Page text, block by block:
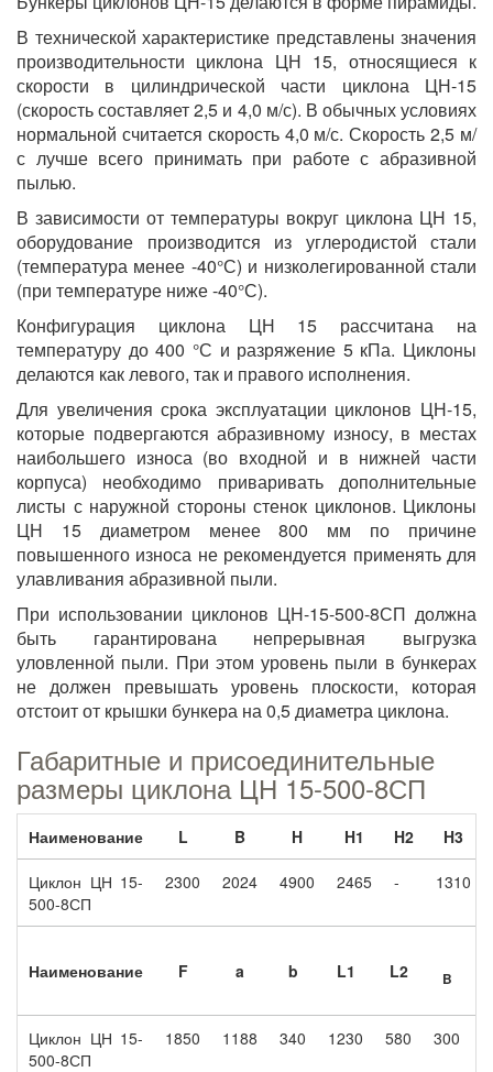
В технической характеристике представлены значения
производительности циклона ЦН 15, относящиеся к
скорости в цилиндрической части циклона ЦН-15
(скорость составляет 2,5 и 4,0 м/с). В обычных условиях
нормальной считается скорость 4,0 м/с. Скорость 2,5 м/
с лучше всего принимать при работе с абразивной
пылью.
В зависимости от температуры вокруг циклона ЦН 15,
оборудование производится из углеродистой стали
(температура менее -40°С) и низколегированной стали
(при температуре ниже -40°С).
Конфигурация циклона ЦН 15 рассчитана на
температуру до 400 °С и разряжение 5 кПа. Циклоны
делаются как левого, так и правого исполнения.
Для увеличения срока эксплуатации циклонов ЦН-15,
которые подвергаются абразивному износу, в местах
наибольшего износа (во входной и в нижней части
корпуса) необходимо приваривать дополнительные
листы с наружной стороны стенок циклонов. Циклоны
ЦН 15 диаметром менее 800 мм по причине
повышенного износа не рекомендуется применять для
улавливания абразивной пыли.
При использовании циклонов ЦН-15-500-8СП должна
быть гарантирована непрерывная выгрузка
уловленной пыли. При этом уровень пыли в бункерах
не должен превышать уровень плоскости, которая
отстоит от крышки бункера на 0,5 диаметра циклона.
Габаритные и присоединительные
размеры циклона ЦН 15-500-8СП
Наименование L B H H1 H2 H3
Циклон ЦН 15-
500-8СП
2300 2024 4900 2465 - 1310
Наименование F a b L1 L2 B
Циклон ЦН 15-
500-8СП
1850 1188 340 1230 580 300